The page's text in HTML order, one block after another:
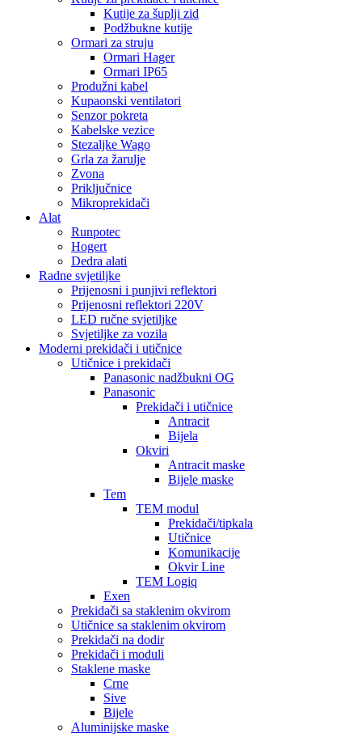
Kutije za šuplji zid
Podžbukne kutije
Ormari za struju
Ormari Hager
Ormari IP65
Produžni kabel
Kupaonski ventilatori
Senzor pokreta
Kabelske vezice
Stezaljke Wago
Grla za žarulje
Zvona
Priključnice
Mikroprekidači
Alat
Runpotec
Hogert
Dedra alati
Radne svjetiljke
Prijenosni i punjivi reflektori
Prijenosni reflektori 220V
LED ručne svjetiljke
Svjetiljke za vozila
Moderni prekidači i utičnice
Utičnice i prekidači
Panasonic nadžbukni OG
Panasonic
Prekidači i utičnice
Antracit
Bijela
Okviri
Antracit maske
Bijele maske
Tem
TEM modul
Prekidači/tipkala
Utičnice
Komunikacije
Okvir Line
TEM Logiq
Exen
Prekidači sa staklenim okvirom
Utičnice sa staklenim okvirom
Prekidači na dodir
Prekidači i moduli
Staklene maske
Crne
Sive
Bijele
Aluminijske maske